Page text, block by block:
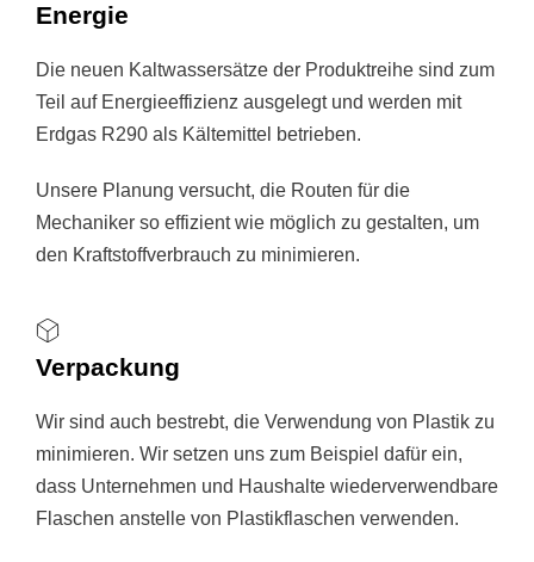
Energie
Die neuen Kaltwassersätze der Produktreihe sind zum
Teil auf Energieeffizienz ausgelegt und werden mit
Erdgas R290 als Kältemittel betrieben.
Unsere Planung versucht, die Routen für die
Mechaniker so effizient wie möglich zu gestalten, um
den Kraftstoffverbrauch zu minimieren.
Verpackung
Wir sind auch bestrebt, die Verwendung von Plastik zu
minimieren. Wir setzen uns zum Beispiel dafür ein,
dass Unternehmen und Haushalte wiederverwendbare
Flaschen anstelle von Plastikflaschen verwenden.